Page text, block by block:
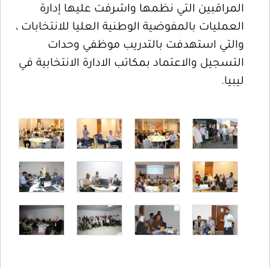
المراقبين التي نظمها واشرفت عليها إدارة
العمليات بالمفوضية الوطنية العليا للانتخابات ،
والتي استهدفت بالتدريب موظفي وحدات
التسجيل والاعتماد بمكاتب الادارة الانتخابية في
ليبيا.